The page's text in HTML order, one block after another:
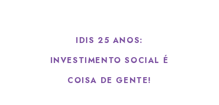
IDIS 25 ANOS:
INVESTIMENTO SOCIAL É
COISA DE GENTE!